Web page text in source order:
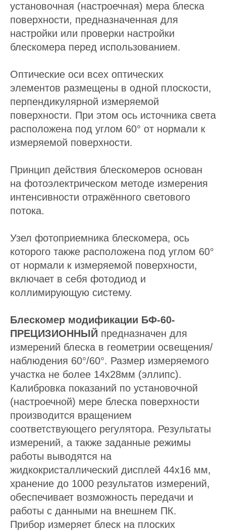
установочная (настроечная) мера блеска
поверхности, предназначенная для
настройки или проверки настройки
блескомера перед использованием.
Оптические оси всех оптических
элементов размещены в одной плоскости,
перпендикулярной измеряемой
поверхности. При этом ось источника света
расположена под углом 60° от нормали к
измеряемой поверхности.
Принцип действия блескомеров основан
на фотоэлектрическом методе измерения
интенсивности отражённого светового
потока.
Узел фотоприемника блескомера, ось
которого также расположена под углом 60°
от нормали к измеряемой поверхности,
включает в себя фотодиод и
коллимирующую систему.
Блескомер модификации БФ-60-
ПРЕЦИЗИОННЫЙ предназначен для
измерений блеска в геометрии освещения/
наблюдения 60°/60°. Размер измеряемого
участка не более 14x28мм (эллипс).
Калибровка показаний по установочной
(настроечной) мере блеска поверхности
производится вращением
соответствующего регулятора. Результаты
измерений, а также заданные режимы
работы выводятся на
жидкокристаллический дисплей 44x16 мм,
хранение до 1000 результатов измерений,
обеспечивает возможность передачи и
работы с данными на внешнем ПК.
Прибор измеряет блеск на плоских